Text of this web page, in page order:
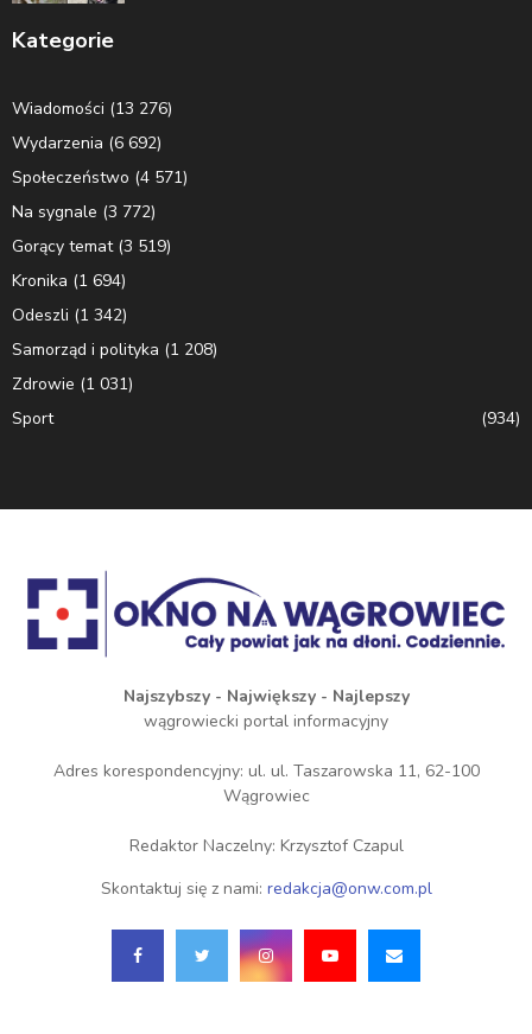
Kategorie
Wiadomości (13 276)
Wydarzenia (6 692)
Społeczeństwo (4 571)
Na sygnale (3 772)
Gorący temat(3 519)
Kronika (1 694)
Odeszli (1 342)
Samorząd i polityka (1 208)
Zdrowie (1 031)
Sport
(934)
Najszybszy - Największy - Najlepszy
wągrowiecki portal informacyjny
Adres korespondencyjny: ul. ul. Taszarowska 11, 62-100
Wągrowiec
Redaktor Naczelny: Krzysztof Czapul
Skontaktuj się z nami: redakcja@onw.com.pl